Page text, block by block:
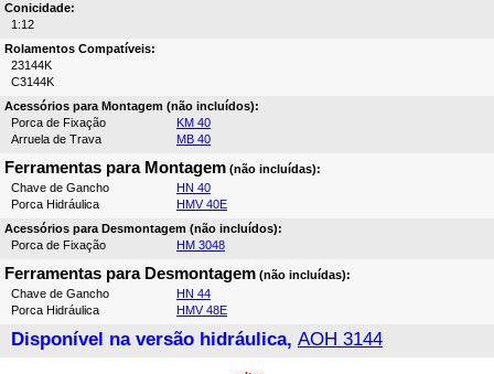
Conicidade:
1:12
Rolamentos Compatíveis:
23144K
C3144K
Acessórios para Montagem (não incluídos):
Porca de Fixação
KM 40
Arruela de Trava
MB 40
Ferramentas para Montagem (não incluídas):
Chave de Gancho
HN 40
Porca Hidráulica
HMV 40E
Acessórios para Desmontagem (não incluídos):
Porca de Fixação
HM 3048
Ferramentas para Desmontagem (não incluídas):
Chave de Gancho
HN 44
Porca Hidráulica
HMV 48E
Disponível na versão hidráulica, AOH 3144